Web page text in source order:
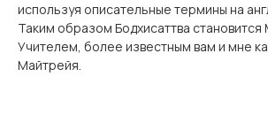
используя описательные термины на
Таким образом Бодхисаттва
Учителем, более известным вам и мне
Майтрейя.